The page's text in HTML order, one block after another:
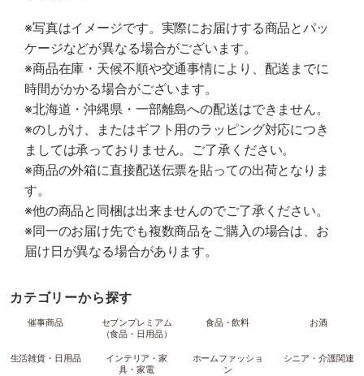
※写真はイメージです。実際にお届けする商品とパッ
ケージなどが異なる場合がございます。
※商品在庫・天候不順や交通事情により、配送までに
時間がかかる場合がございます。
※北海道・沖縄県・一部離島への配送はできません。
※のしがけ、またはギフト用のラッピング対応につき
ましては承っておりません。ご了承ください。
※商品の外箱に直接配送伝票を貼っての出荷となりま
す。
※他の商品と同梱は出来ませんのでご了承ください。
※同一のお届け先でも複数商品をご購入の場合は、お
届け日が異なる場合があります。
カテゴリーから探す
催事商品
セブンプレミアム
（食品・日用品）
食品・飲料 お酒
生活雑貨・日用品
インテリア・家
具・家電
ホームファッショ
ン
シニア・介護関連